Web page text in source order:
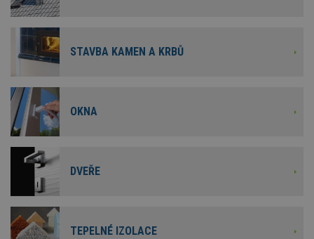
STAVBA KAMEN A KRBŮ
OKNA
DVEŘE
TEPELNÉ IZOLACE